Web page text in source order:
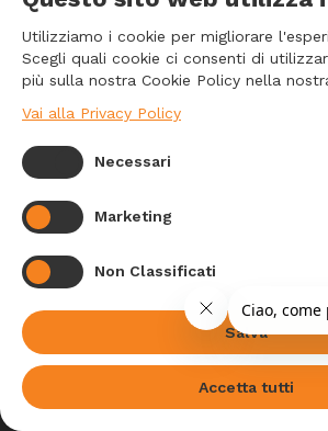
I PIÙ VENDUTI
PRODOTTI
INFORMAZIONI
© 2026 - Silaq Consulting Srl. All
Utilizziamo i cookie per migliorare
Scegli quali cookie ci consenti di
più sulla nostra Cookie Policy nella
Vai alla Privacy Policy
Necessari
Marketing
Non Classificati
Salva
Accetta tutti